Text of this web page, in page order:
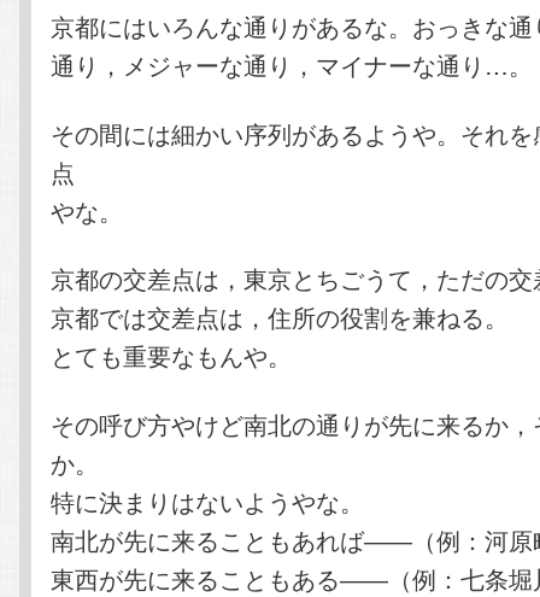
京都にはいろんな通りがあるな。おっきな
通り，メジャーな通り，マイナーな通り…。
その間には細かい序列があるようや。それ
点
やな。
京都の交差点は，東京とちごうて，ただの
京都では交差点は，住所の役割を兼ねる。
とても重要なもんや。
その呼び方やけど南北の通りが先に来るか
か。
特に決まりはないようやな。
南北が先に来ることもあれば――（例：河原
東西が先に来ることもある――（例：七条堀